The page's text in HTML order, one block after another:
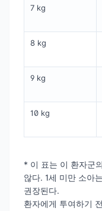
7 kg
8 kg
9 kg
10 kg
* 이 표는 이 환자군
않다. 1세 미만 소아
권장된다.
환자에게 투여하기